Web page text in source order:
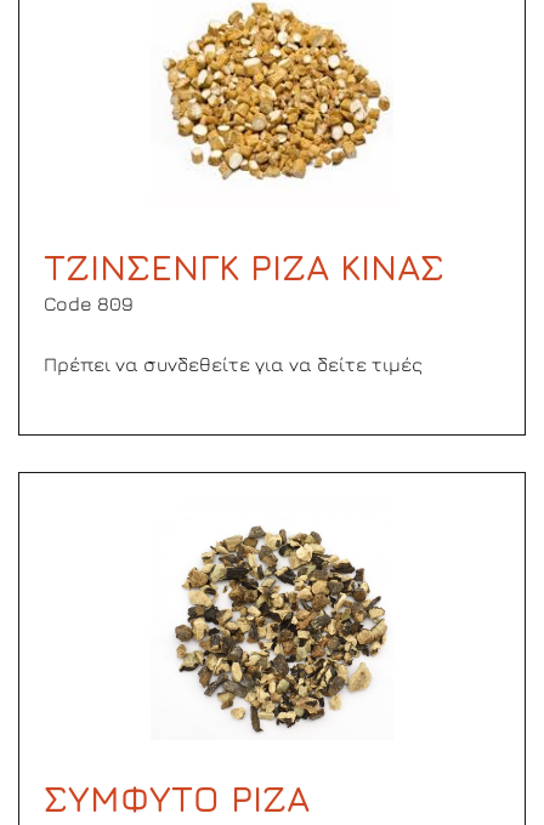
ΤΖΙΝΣΕΝΓΚ ΡΙΖΑ ΚΙΝΑΣ
Code 809
Πρέπει να συνδεθείτε για να δείτε τιμές
ΣΥΜΦΥΤΟ ΡΙΖΑ